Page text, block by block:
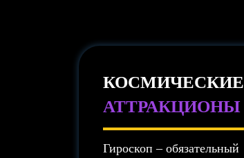
КОСМИЧЕСКИЕ
АТТРАКЦИОНЫ
Гироскоп – обязательный